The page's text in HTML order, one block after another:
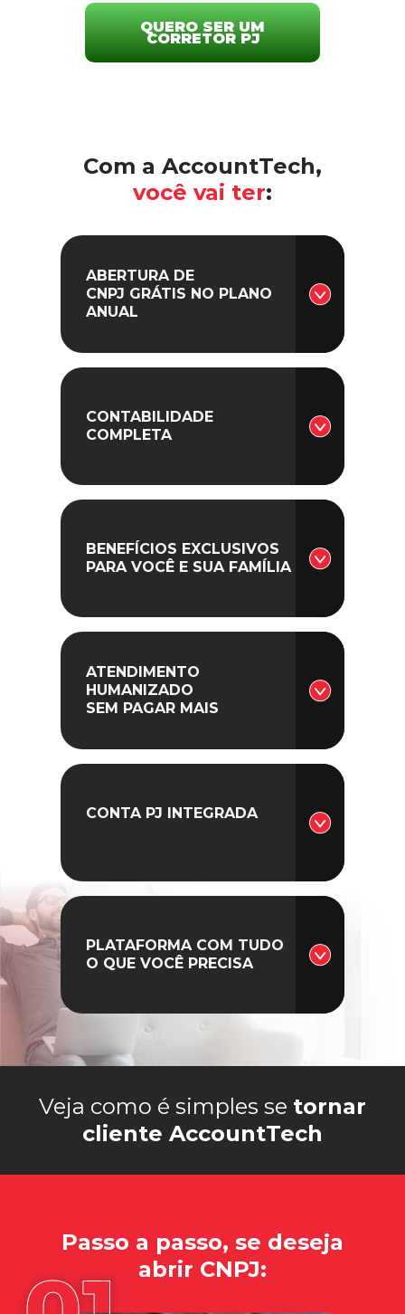
QUERO SER UM
CORRETOR PJ
Com a AccountTech,
você vai ter:
ABERTURA DE
CNPJ GRÁTIS NO PLANO
ANUAL
CONTABILIDADE
COMPLETA
BENEFÍCIOS EXCLUSIVOS
PARA VOCÊ E SUA FAMÍLIA
ATENDIMENTO
HUMANIZADO
SEM PAGAR MAIS
CONTA PJ INTEGRADA
PLATAFORMA COM TUDO
O QUE VOCÊ PRECISA
Veja como é simples se tornar
cliente AccountTech
Passo a passo, se deseja
abrir CNPJ: